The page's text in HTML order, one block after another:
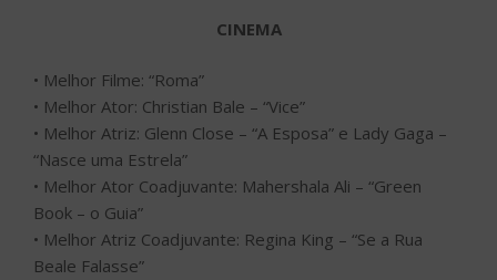
CINEMA
• Melhor Filme: “Roma”
• Melhor Ator: Christian Bale – “Vice”
• Melhor Atriz: Glenn Close – “A Esposa” e Lady Gaga –
“Nasce uma Estrela”
• Melhor Ator Coadjuvante: Mahershala Ali – “Green
Book – o Guia”
• Melhor Atriz Coadjuvante: Regina King – “Se a Rua
Beale Falasse”